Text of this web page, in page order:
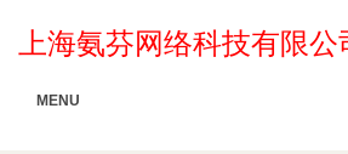
上海氨芬网络科技有限公
MENU